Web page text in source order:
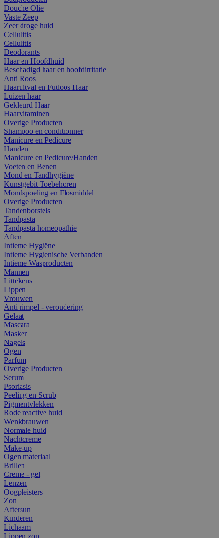
Douche Olie
Vaste Zeep
Zeer droge huid
Cellulitis
Cellulitis
Deodorants
Haar en Hoofdhuid
Beschadigd haar en hoofdirritatie
Anti Roos
Haaruitval en Futloos Haar
Luizen haar
Gekleurd Haar
Haarvitaminen
Overige Producten
Shampoo en conditionner
Manicure en Pedicure
Handen
Manicure en Pedicure/Handen
Voeten en Benen
Mond en Tandhygiëne
Kunstgebit Toebehoren
Mondspoeling en Flosmiddel
Overige Producten
Tandenborstels
Tandpasta
Tandpasta homeopathie
Aften
Intieme Hygiëne
Intieme Hygienische Verbanden
Intieme Wasproducten
Mannen
Littekens
Lippen
Vrouwen
Anti rimpel - veroudering
Gelaat
Mascara
Masker
Nagels
Ogen
Parfum
Overige Producten
Serum
Psoriasis
Peeling en Scrub
Pigmentvlekken
Rode reactive huid
Wenkbrauwen
Normale huid
Nachtcreme
Make-up
Ogen materiaal
Brillen
Creme - gel
Lenzen
Oogpleisters
Zon
Aftersun
Kinderen
Lichaam
Lippen zon